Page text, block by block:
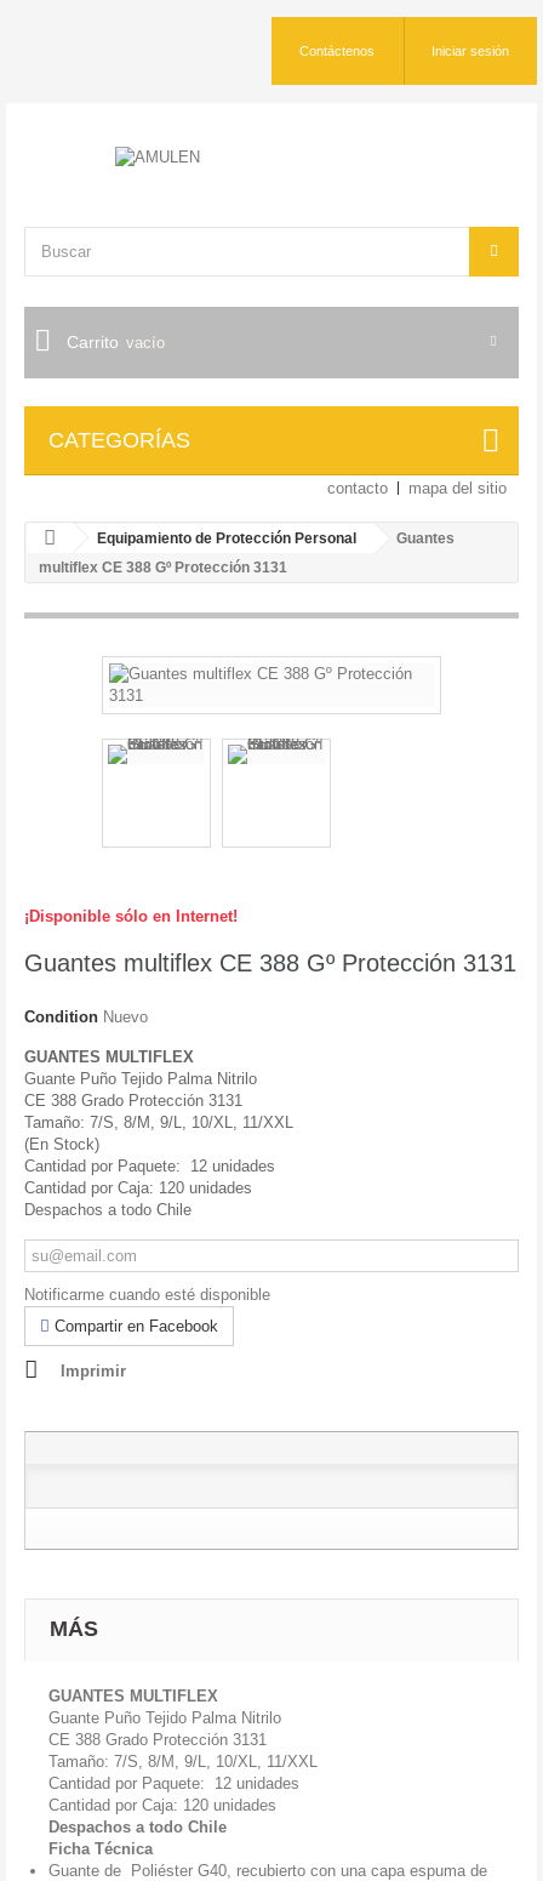
Iniciar sesión
Contáctenos
Carrito vacío
CATEGORÍAS
contacto mapa del sitio
Equipamiento de Protección Personal
Guantes
multiflex CE 388 Gº Protección 3131
¡Disponible sólo en Internet!
Guantes multiflex CE 388 Gº Protección 3131
Condition Nuevo
GUANTES MULTIFLEX
Guante Puño Tejido Palma Nitrilo
CE 388 Grado Protección 3131
Tamaño: 7/S, 8/M, 9/L, 10/XL, 11/XXL
(En Stock)
Cantidad por Paquete: 12 unidades
Cantidad por Caja: 120 unidades
Despachos a todo Chile
Notificarme cuando esté disponible
Compartir en Facebook
Imprimir
MÁS
GUANTES MULTIFLEX
Guante Puño Tejido Palma Nitrilo
CE 388 Grado Protección 3131
Tamaño: 7/S, 8/M, 9/L, 10/XL, 11/XXL
Cantidad por Paquete: 12 unidades
Cantidad por Caja: 120 unidades
Despachos a todo Chile
Ficha Técnica
Guante de Poliéster G40, recubierto con una capa espuma de